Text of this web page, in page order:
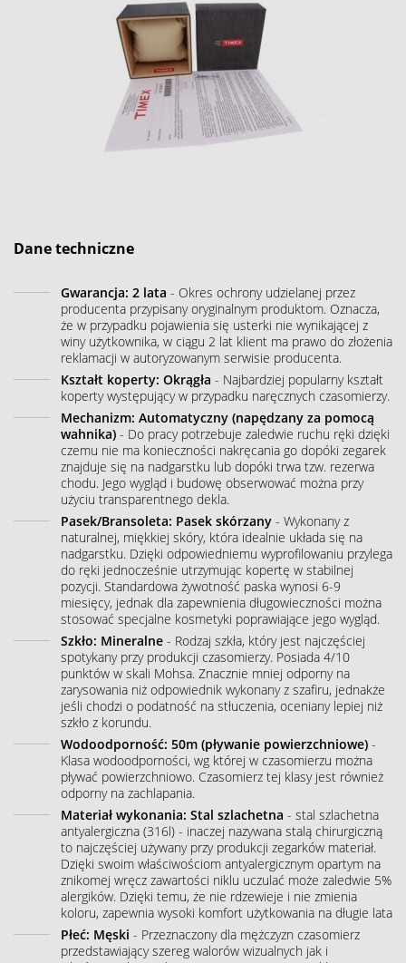
Dane techniczne
Gwarancja: 2 lata - Okres ochrony udzielanej przez
producenta przypisany oryginalnym produktom. Oznacza,
że w przypadku pojawienia się usterki nie wynikającej z
winy użytkownika, w ciągu 2 lat klient ma prawo do złożenia
reklamacji w autoryzowanym serwisie producenta.
Kształt koperty: Okrągła - Najbardziej popularny kształt
koperty występujący w przypadku naręcznych czasomierzy.
Mechanizm: Automatyczny (napędzany za pomocą
wahnika) - Do pracy potrzebuje zaledwie ruchu ręki dzięki
czemu nie ma konieczności nakręcania go dopóki zegarek
znajduje się na nadgarstku lub dopóki trwa tzw. rezerwa
chodu. Jego wygląd i budowę obserwować można przy
użyciu transparentnego dekla.
Pasek/Bransoleta: Pasek skórzany - Wykonany z
naturalnej, miękkiej skóry, która idealnie układa się na
nadgarstku. Dzięki odpowiedniemu wyprofilowaniu przylega
do ręki jednocześnie utrzymując kopertę w stabilnej
pozycji. Standardowa żywotność paska wynosi 6-9
miesięcy, jednak dla zapewnienia długowieczności można
stosować specjalne kosmetyki poprawiające jego wygląd.
Szkło: Mineralne - Rodzaj szkła, który jest najczęściej
spotykany przy produkcji czasomierzy. Posiada 4/10
punktów w skali Mohsa. Znacznie mniej odporny na
zarysowania niż odpowiednik wykonany z szafiru, jednakże
jeśli chodzi o podatność na stłuczenia, oceniany lepiej niż
szkło z korundu.
Wodoodporność: 50m (pływanie powierzchniowe) -
Klasa wodoodporności, wg której w czasomierzu można
pływać powierzchniowo. Czasomierz tej klasy jest również
odporny na zachlapania.
Materiał wykonania: Stal szlachetna - stal szlachetna
antyalergiczna (316l) - inaczej nazywana stalą chirurgiczną
to najczęściej używany przy produkcji zegarków materiał.
Dzięki swoim właściwościom antyalergicznym opartym na
znikomej wręcz zawartości niklu uczulać może zaledwie 5%
alergików. Dzięki temu, że nie rdzewieje i nie zmienia
koloru, zapewnia wysoki komfort użytkowania na długie lata
Płeć: Męski - Przeznaczony dla mężczyzn czasomierz
przedstawiający szereg walorów wizualnych jak i